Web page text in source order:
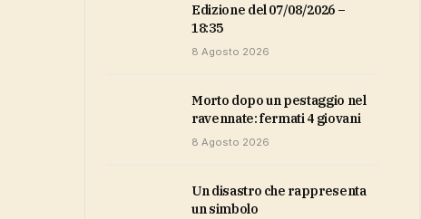
Edizione del 07/08/2026 –
18:35
8 Agosto 2026
Morto dopo un pestaggio nel
ravennate: fermati 4 giovani
8 Agosto 2026
Un disastro che rappresenta
un simbolo